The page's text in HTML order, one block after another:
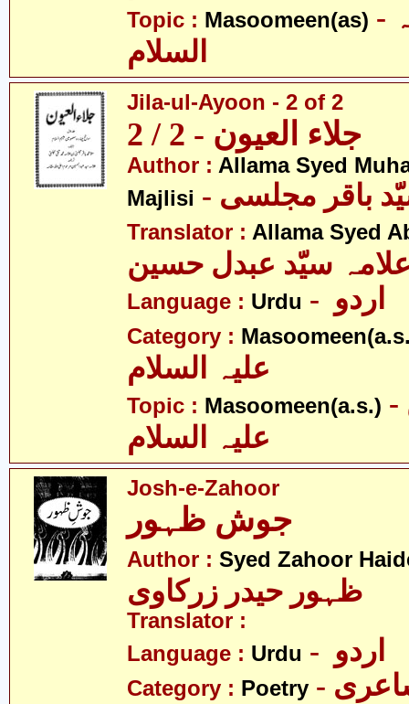
Topic : Masoomeen(as) - معصومین علیہ
السلام
Jila-ul-Ayoon - 2 of 2
جلاء العیون - 2 / 2
Author : Allama Syed
Majlisi
Translator : Allama Syed
سیّد عبدل حسین
Language : Urdu
Category :
Topic : Masoomeen(a.s.) - معصومین
علیہ السلام
Josh-e-Zahoor
جوش ظہور
Author : Syed Zahoor
ظہور حیدر زرکاوی
Translator :
Language : Urdu
Category : Poetry